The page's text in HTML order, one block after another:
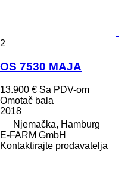
2
OS 7530 MAJA
13.900 € Sa PDV-om
Omotač bala
2018
Njemačka, Hamburg
E-FARM GmbH
Kontaktirajte prodavatelja